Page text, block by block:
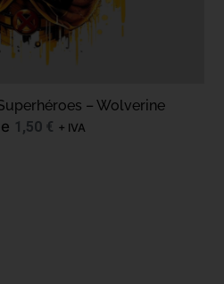
– Wolverine
1,50 € + IVA